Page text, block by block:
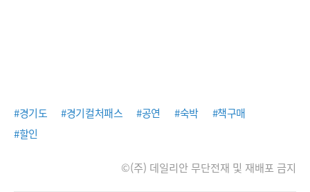
#경기도 #경기컬처패스 #공연 #숙박
#책구매
#할인
©(주) 데일리안 무단전재 및 재배포 금지